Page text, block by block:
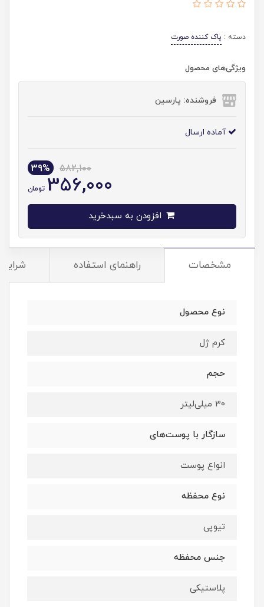
دسته : پاک کننده صورت
ویژگی‌های محصول
فروشنده: پارسین
آماده ارسال
582,100
39%
356,000 تومان
مشخصات راهنمای استفاده
نوع محصول
کرم ژل
حجم
30 میلی‌لیتر
سازگار با پوست‌های
انواع پوست
نوع محفظه
تیوپی
جنس محفظه
پلاستیکی